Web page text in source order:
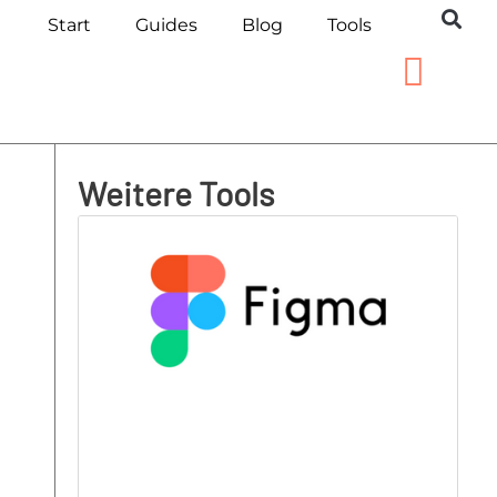
Start Guides Blog Tools
Weitere Tools